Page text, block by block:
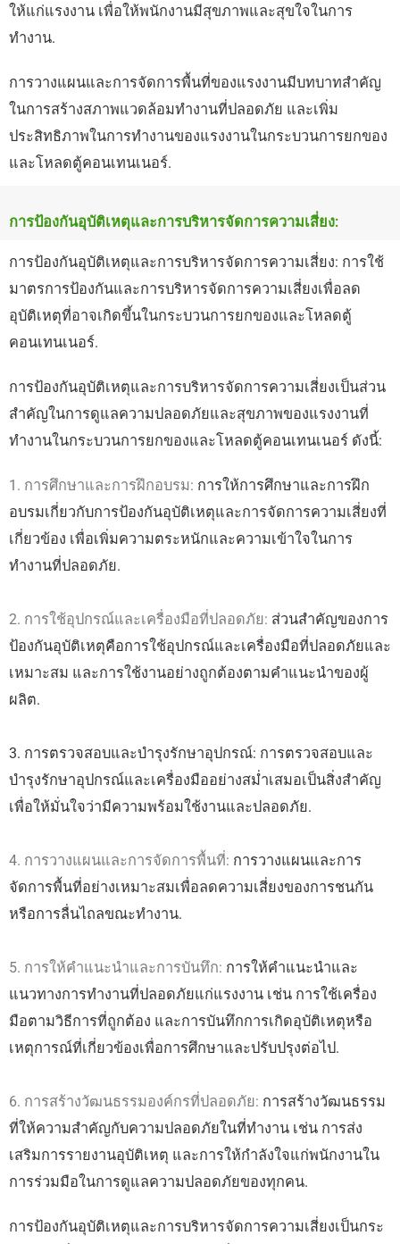
ให้แก่แรงงาน เพื่อให้พนักงานมีสุขภาพและสุขใจในการ
ทำงาน.
การวางแผนและการจัดการพื้นที่ของแรงงานมีบทบาทสำคัญ
ในการสร้างสภาพแวดล้อมทำงานที่ปลอดภัย และเพิ่ม
ประสิทธิภาพในการทำงานของแรงงานในกระบวนการยกของ
และโหลดตู้คอนเทนเนอร์.
การป้องกันอุบัติเหตุและการบริหารจัดการความเสี่ยง:
การป้องกันอุบัติเหตุและการบริหารจัดการความเสี่ยง: การใช้
มาตรการป้องกันและการบริหารจัดการความเสี่ยงเพื่อลด
อุบัติเหตุที่อาจเกิดขึ้นในกระบวนการยกของและโหลดตู้
คอนเทนเนอร์.
การป้องกันอุบัติเหตุและการบริหารจัดการความเสี่ยงเป็นส่วน
สำคัญในการดูแลความปลอดภัยและสุขภาพของแรงงานที่
ทำงานในกระบวนการยกของและโหลดตู้คอนเทนเนอร์ ดังนี้:
1. การศึกษาและการฝึกอบรม: การให้การศึกษาและการฝึก
อบรมเกี่ยวกับการป้องกันอุบัติเหตุและการจัดการความเสี่ยงที่
เกี่ยวข้อง เพื่อเพิ่มความตระหนักและความเข้าใจในการ
ทำงานที่ปลอดภัย.
2. การใช้อุปกรณ์และเครื่องมือที่ปลอดภัย: ส่วนสำคัญของการ
ป้องกันอุบัติเหตุคือการใช้อุปกรณ์และเครื่องมือที่ปลอดภัยและ
เหมาะสม และการใช้งานอย่างถูกต้องตามคำแนะนำของผู้
ผลิต.
3. การตรวจสอบและบำรุงรักษาอุปกรณ์: การตรวจสอบและ
บำรุงรักษาอุปกรณ์และเครื่องมืออย่างสม่ำเสมอเป็นสิ่งสำคัญ
เพื่อให้มั่นใจว่ามีความพร้อมใช้งานและปลอดภัย.
4. การวางแผนและการจัดการพื้นที่: การวางแผนและการ
จัดการพื้นที่อย่างเหมาะสมเพื่อลดความเสี่ยงของการชนกัน
หรือการลื่นไถลขณะทำงาน.
5. การให้คำแนะนำและการบันทึก: การให้คำแนะนำและ
แนวทางการทำงานที่ปลอดภัยแก่แรงงาน เช่น การใช้เครื่อง
มือตามวิธีการที่ถูกต้อง และการบันทึกการเกิดอุบัติเหตุหรือ
เหตุการณ์ที่เกี่ยวข้องเพื่อการศึกษาและปรับปรุงต่อไป.
6. การสร้างวัฒนธรรมองค์กรที่ปลอดภัย: การสร้างวัฒนธรรม
ที่ให้ความสำคัญกับความปลอดภัยในที่ทำงาน เช่น การส่ง
เสริมการรายงานอุบัติเหตุ และการให้กำลังใจแก่พนักงานใน
การร่วมมือในการดูแลความปลอดภัยของทุกคน.
การป้องกันอุบัติเหตุและการบริหารจัดการความเสี่ยงเป็นกระ